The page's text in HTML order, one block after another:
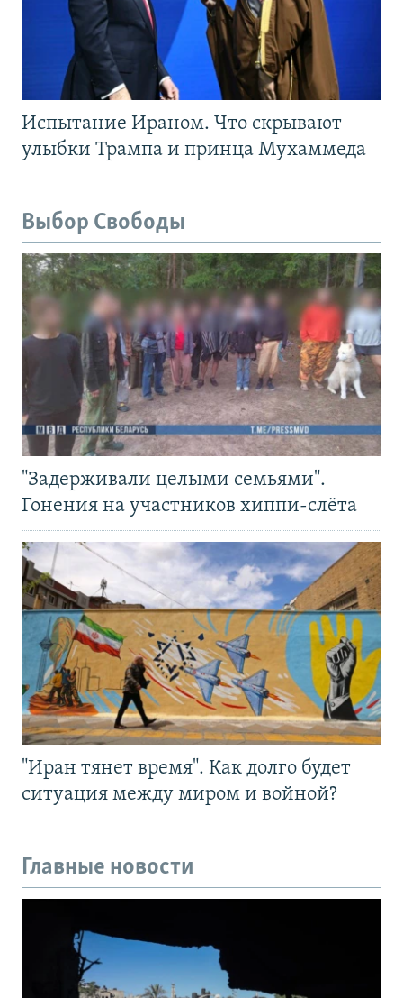
Испытание Ираном. Что скрывают
улыбки Трампа и принца Мухаммеда
Выбор Свободы
"Задерживали целыми семьями".
Гонения на участников хиппи-слёта
"Иран тянет время". Как долго будет
ситуация между миром и войной?
Главные новости